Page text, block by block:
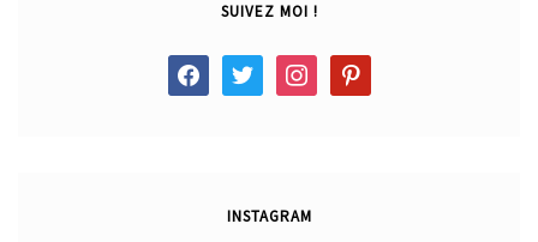
SUIVEZ MOI !
facebook twitter instagram pinterest
INSTAGRAM